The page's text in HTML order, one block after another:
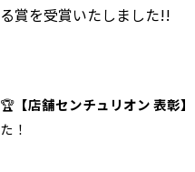
る賞を受賞いたしました!!
🏆 【店舗センチュリオン 表彰】
た！